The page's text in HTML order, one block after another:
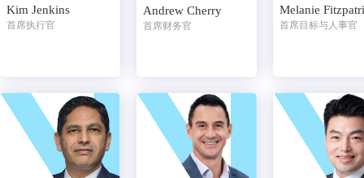
Kim Jenkins
首席执行官
Andrew Cherry
首席财务官
Melanie
首席目标与人事官